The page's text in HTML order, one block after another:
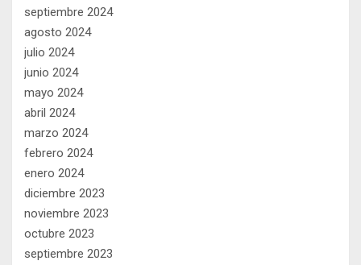
septiembre 2024
agosto 2024
julio 2024
junio 2024
mayo 2024
abril 2024
marzo 2024
febrero 2024
enero 2024
diciembre 2023
noviembre 2023
octubre 2023
septiembre 2023